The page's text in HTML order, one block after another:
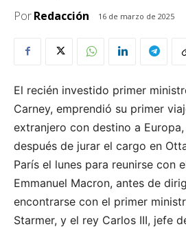
PorRedacción 16 de marzo de 2025
El recién investido primer
Carney, emprendió su primer
extranjero con destino a
después de jurar el cargo en
París el lunes para reunirse con
Emmanuel Macron, antes de
encontrarse con el primer
Starmer, y el rey Carlos III, jefe